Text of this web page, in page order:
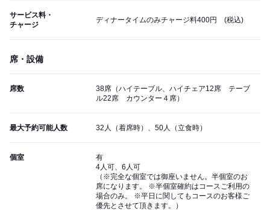
サービス料・
チャージ
ディナータイムのみチャージ料400円 (税込)
席・設備
席数
38席（ハイテーブル、ハイチェア12席 テーブ
ル22席 カウンター４席）
最大予約可能人数 32人（着席時）、50人（立食時）
個室
有
4人可、6人可
（※完全な個室では御座いません。半個室のお
席になります。 ※半個室確約はコースご利用の
場合のみ。 ※平日に関してもコースのお客様ご
優先とさせて頂きます。）